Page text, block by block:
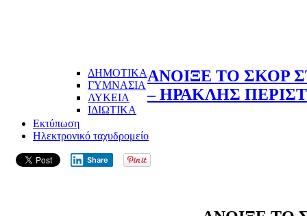
ΔΗΜΟΤΙΚΑ
ΓΥΜΝΑΣΙΑ
ΛΥΚΕΙΑ
ΙΔΙΩΤΙΚΑ
ΑΝΟΙΞΕ ΤΟ ΣΚΟΡ
– ΗΡΑΚΛΗΣ
Εκτύπωση
Ηλεκτρονικό ταχυδρομείο
Share